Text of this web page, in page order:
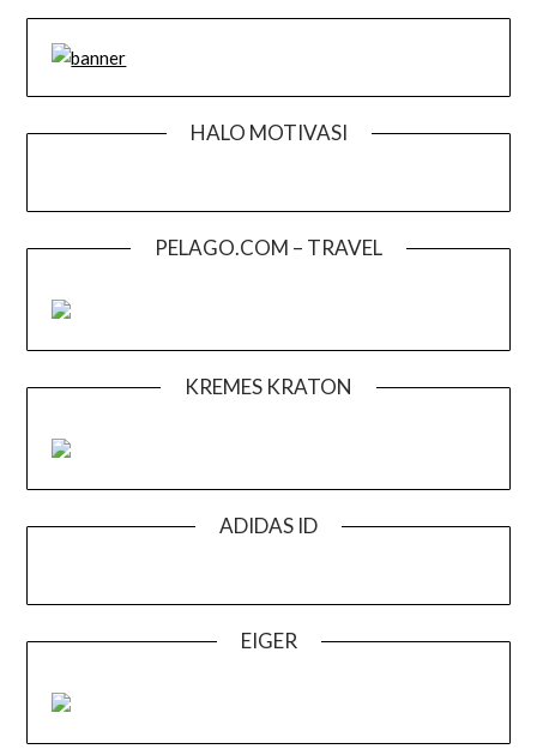
HALO MOTIVASI
PELAGO.COM – TRAVEL
KREMES KRATON
ADIDAS ID
EIGER